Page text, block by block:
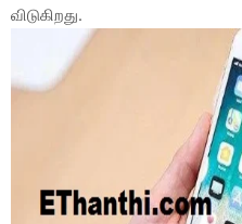
விடுகிறது.